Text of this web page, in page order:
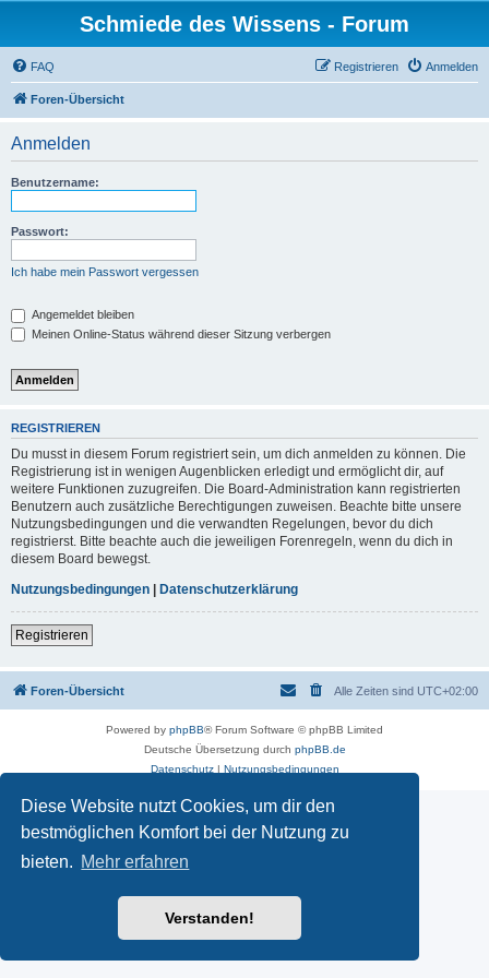
Diese Website nutzt Cookies, um dir den
bestmöglichen Komfort bei der Nutzung zu
bieten. Mehr erfahren
Verstanden!
Schmiede des Wissens - Forum
FAQ Anmelden
Registrieren
Foren-Übersicht
Anmelden
Benutzername:
Passwort:
Ich habe mein Passwort vergessen
Angemeldet bleiben
Meinen Online-Status während dieser Sitzung verbergen
REGISTRIEREN
Du musst in diesem Forum registriert sein, um dich anmelden zu können. Die
Registrierung ist in wenigen Augenblicken erledigt und ermöglicht dir, auf
weitere Funktionen zuzugreifen. Die Board-Administration kann registrierten
Benutzern auch zusätzliche Berechtigungen zuweisen. Beachte bitte unsere
Nutzungsbedingungen und die verwandten Regelungen, bevor du dich
registrierst. Bitte beachte auch die jeweiligen Forenregeln, wenn du dich in
diesem Board bewegst.
Nutzungsbedingungen | Datenschutzerklärung
Registrieren
Foren-Übersicht Alle Zeiten sind UTC+02:00
Powered by phpBB® Forum Software © phpBB Limited
Deutsche Übersetzung durch phpBB.de
Datenschutz| Nutzungsbedingungen